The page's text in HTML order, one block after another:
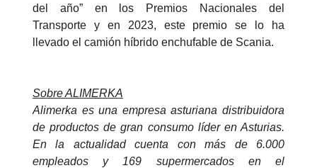
del año” en los Premios Nacionales del
Transporte y en 2023, este premio se lo ha
llevado el camión híbrido enchufable de Scania.
Sobre ALIMERKA
Alimerka es una empresa asturiana distribuidora
de productos de gran consumo líder en Asturias.
En la actualidad cuenta con más de 6.000
empleados y 169 supermercados en el